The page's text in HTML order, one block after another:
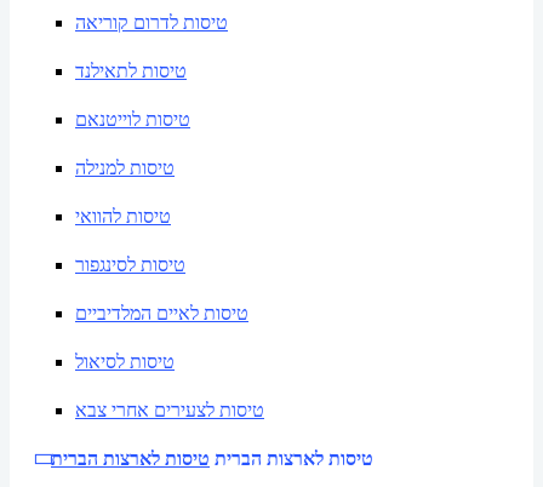
טיסות לדרום קוריאה
טיסות לתאילנד
טיסות לוייטנאם
טיסות למנילה
טיסות להוואי
טיסות לסינגפור
טיסות לאיים המלדיביים
טיסות לסיאול
טיסות לצעירים אחרי צבא
טיסות לארצות הברית טיסות לארצות הברית